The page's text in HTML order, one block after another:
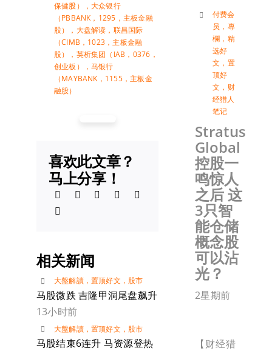
保健股）
， 大众银行
（PBBANK，1295，主板金融
股）
， 大盘解读 ， 联昌国际
（CIMB，1023，主板金融
股）
， 英析集团（IAB，0376，
创业板）
， 马银行
（MAYBANK，1155，主板金
融股）
喜欢此文章？
马上分享！
相关新闻
大盤解讀， 置顶好文 ，股市
马股微跌 吉隆甲洞尾盘飙升
13小时前
大盤解讀， 置顶好文 ， 股市
马股结束6连升 马资源登热
付费会
员 ， 專
欄 ， 精
选好
文 ， 置
顶好
文 ， 财
经猎人
笔记
Stratus
Global
控股一
鸣惊人
之后 这
3只智
能仓储
概念股
可以沾
光？
2星期前
【财经猎